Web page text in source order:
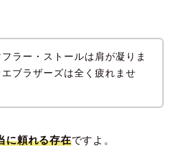
ラー・ストールは肩が凝りま
ブラザーズは全く疲れませ
に頼れる存在ですよ。